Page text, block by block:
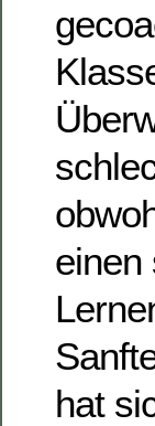
einen
hat